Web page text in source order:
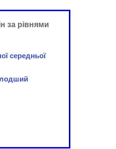
за рівнями
середньої